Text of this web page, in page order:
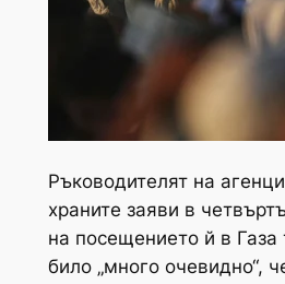
Ръководителят на
храните заяви в
на посещението й в Газа
било „много очевидно“,